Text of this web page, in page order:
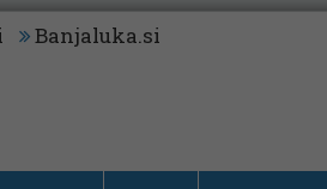
Banjaluka.si